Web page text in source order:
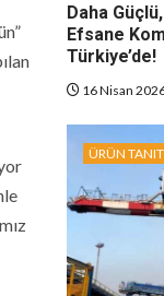
Daha
Efsane
Türkiye’de!
16 Nisan
ÜRÜN